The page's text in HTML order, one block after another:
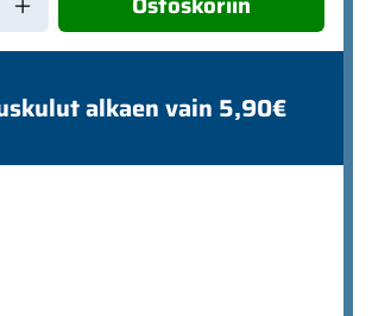
alkaen vain 5,90€